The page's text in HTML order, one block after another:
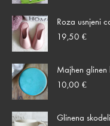
Roza usnjeni
19,50 €
Majhen glinen
10,00 €
Glinena